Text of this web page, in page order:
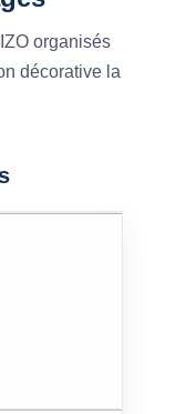
organisés
décorative la